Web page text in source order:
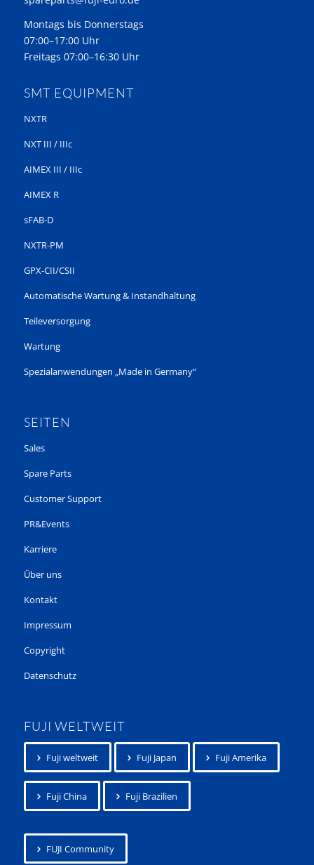
Montags bis Donnerstags
07:00–17:00 Uhr
Freitags 07:00–16:30 Uhr
SMT EQUIPMENT
NXTR
NXT III / IIIc
AIMEX III / IIIc
AIMEX R
sFAB-D
NXTR-PM
GPX-CII/CSII
Automatische Wartung & Instandhaltung
Teileversorgung
Wartung
Spezialanwendungen „Made in Germany“
SEITEN
Sales
Spare Parts
Customer Support
PR&Events
Karriere
Über uns
Kontakt
Impressum
Copyright
Datenschutz
FUJI WELTWEIT
Fuji weltweit Fuji Japan Fuji Amerika
Fuji China Fuji Brazilien
FUJI Community